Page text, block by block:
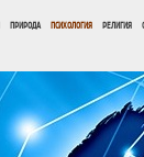
ПРИРОДА ПСИХОЛОГИЯ РЕЛИГИЯ